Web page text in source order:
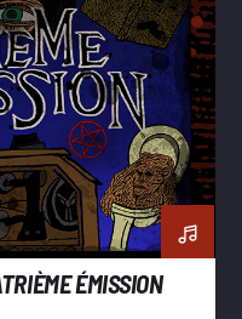
ÉMISSION